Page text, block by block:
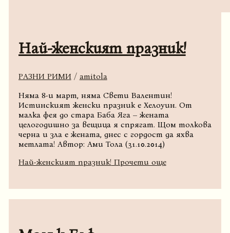
Най-женският празник!
РАЗНИ РИМИ/ amitola
Няма 8-и март, няма Свети Валентин!
Истинският женски празник е Хелоуин. От
малка фея до стара Баба Яга – жената
целогодишно за вещица я спрягат. Щом толкова
черна и зла е жената, днес с гордост да яхва
метлата! Автор: Ами Тола (31.10.2014)
Най-женският празник! Прочети още